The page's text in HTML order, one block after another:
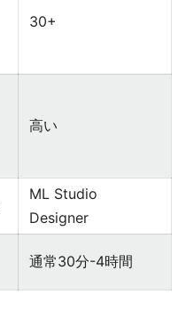
30+
高い
ML Studio
Designer
通常30分-4時間